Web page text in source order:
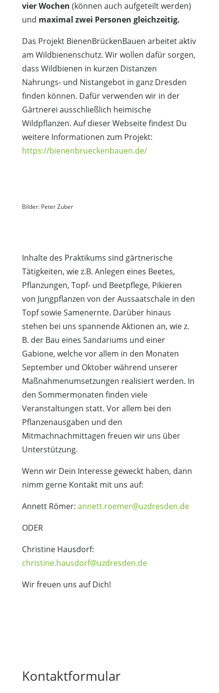
vier Wochen (können auch aufgeteilt werden)
und maximal zwei Personen gleichzeitig.
Das Projekt BienenBrückenBauen arbeitet aktiv
am Wildbienenschutz. Wir wollen dafür sorgen,
dass Wildbienen in kurzen Distanzen
Nahrungs- und Nistangebot in ganz Dresden
finden können. Dafür verwenden wir in der
Gärtnerei ausschließlich heimische
Wildpflanzen. Auf dieser Webseite findest Du
weitere Informationen zum Projekt:
https://bienenbrueckenbauen.de/
Bilder: Peter Zuber
Inhalte des Praktikums sind gärtnerische
Tätigkeiten, wie z.B. Anlegen eines Beetes,
Pflanzungen, Topf- und Beetpflege, Pikieren
von Jungpflanzen von der Aussaatschale in den
Topf sowie Samenernte. Darüber hinaus
stehen bei uns spannende Aktionen an, wie z.
B. der Bau eines Sandariums und einer
Gabione, welche vor allem in den Monaten
September und Oktober während unserer
Maßnahmenumsetzungen realisiert werden. In
den Sommermonaten finden viele
Veranstaltungen statt. Vor allem bei den
Pflanzenausgaben und den
Mitmachnachmittagen freuen wir uns über
Unterstützung.
Wenn wir Dein Interesse geweckt haben, dann
nimm gerne Kontakt mit uns auf:
Annett Römer: annett.roemer@uzdresden.de
ODER
Christine Hausdorf:
christine.hausdorf@uzdresden.de
Wir freuen uns auf Dich!
Kontaktformular